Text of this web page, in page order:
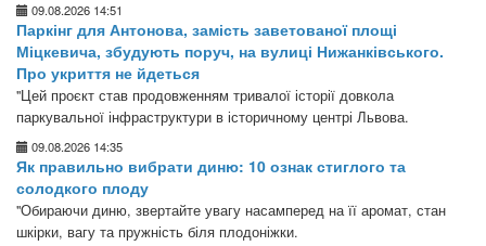
09.08.2026 14:51
Паркінг для Антонова, замість заветованої площі
Міцкевича, збудують поруч, на вулиці Нижанківського.
Про укриття не йдеться
"Цей проєкт став продовженням тривалої історії довкола
паркувальної інфраструктури в історичному центрі Львова.
09.08.2026 14:35
Як правильно вибрати диню: 10 ознак стиглого та
солодкого плоду
"Обираючи диню, звертайте увагу насамперед на її аромат, стан
шкірки, вагу та пружність біля плодоніжки.